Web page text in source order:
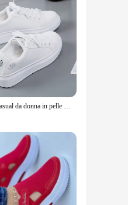
premium leather
to any
home to the
a range of sizes
stock up for your
for sale to a
Scarpe Casual da donna in pelle Pu nuove scarpe da donna 2024 Sneakers bianche ricamate di moda Sneakers da donna stringate a fiori traspiranti